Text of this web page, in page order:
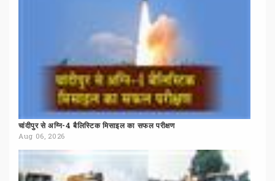
चांदीपुर से अग्नि-4 बैलिस्टिक मिसाइल का सफल परीक्षण
Aug 06, 2026